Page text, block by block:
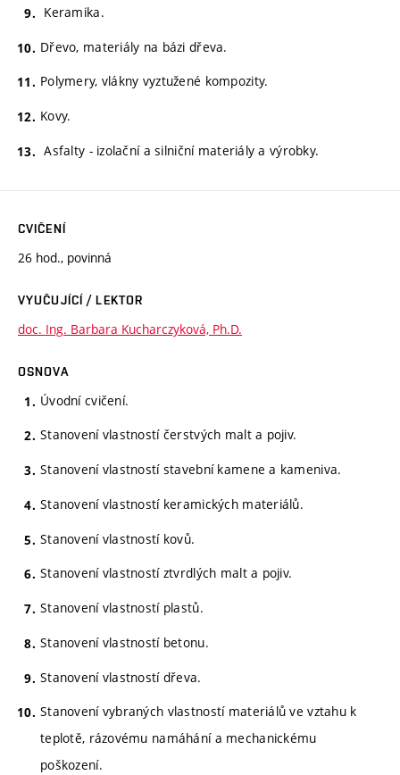
Keramika.
Dřevo, materiály na bázi dřeva.
Polymery, vlákny vyztužené kompozity.
Kovy.
Asfalty - izolační a silniční materiály a výrobky.
CVIČENÍ
26 hod., povinná
VYUČUJÍCÍ / LEKTOR
doc. Ing. Barbara Kucharczyková, Ph.D.
OSNOVA
Úvodní cvičení.
Stanovení vlastností čerstvých malt a pojiv.
Stanovení vlastností stavební kamene a kameniva.
Stanovení vlastností keramických materiálů.
Stanovení vlastností kovů.
Stanovení vlastností ztvrdlých malt a pojiv.
Stanovení vlastností plastů.
Stanovení vlastností betonu.
Stanovení vlastností dřeva.
Stanovení vybraných vlastností materiálů ve vztahu k
teplotě, rázovému namáhání a mechanickému
poškození.